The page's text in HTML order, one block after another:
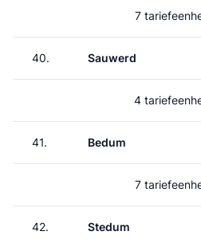
7
40. Sauwerd
4
41. Bedum
7
42. Stedum